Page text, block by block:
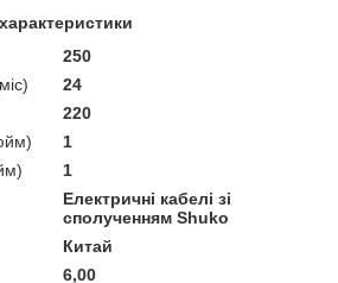
250
24
220
1
1
Електричні кабелі зі
сполученням Shuko
Китай
6,00